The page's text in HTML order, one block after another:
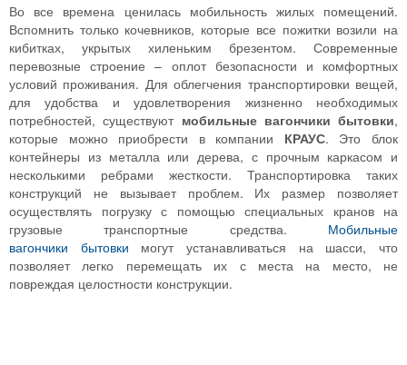
Во все времена ценилась мобильность жилых помещений.
Вспомнить только кочевников, которые все пожитки возили на
кибитках, укрытых хиленьким брезентом. Современные
перевозные строение – оплот безопасности и комфортных
условий проживания. Для облегчения транспортировки вещей,
для удобства и удовлетворения жизненно необходимых
потребностей, существуют мобильные вагончики бытовки,
которые можно приобрести в компании КРАУС. Это блок
контейнеры из металла или дерева, с прочным каркасом и
несколькими ребрами жесткости. Транспортировка таких
конструкций не вызывает проблем. Их размер позволяет
осуществлять погрузку с помощью специальных кранов на
грузовые транспортные средства. Мобильные
вагончики бытовки могут устанавливаться на шасси, что
позволяет легко перемещать их с места на место, не
повреждая целостности конструкции.